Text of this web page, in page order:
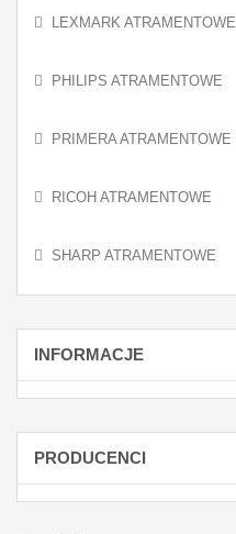
LEXMARK ATRAMENTOWE
PHILIPS ATRAMENTOWE
PRIMERA ATRAMENTOWE
RICOH ATRAMENTOWE
SHARP ATRAMENTOWE
INFORMACJE
PRODUCENCI